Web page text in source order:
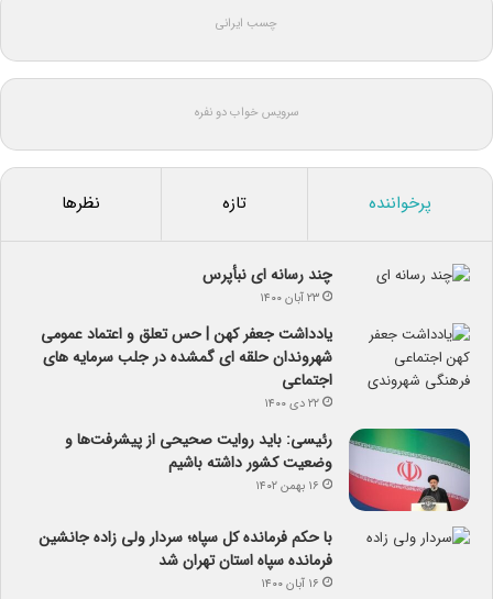
چسب ایرانی
سرویس خواب دو نفره
پرخواننده تازه نظرها
چند رسانه ای نبأپرس
۲۳ آبان ۱۴۰۰
یادداشت جعفر کهن | حس تعلق و اعتماد عمومی
شهروندان حلقه ای گمشده در جلب سرمایه های
اجتماعی
۲۲ دی ۱۴۰۰
رئیسی: باید روایت صحیحی از پیشرفت‌ها و
وضعیت کشور داشته باشیم
۱۶ بهمن ۱۴۰۲
با حکم فرمانده کل سپاه؛ سردار ولی زاده جانشین
فرمانده سپاه استان تهران شد
۱۶ آبان ۱۴۰۰